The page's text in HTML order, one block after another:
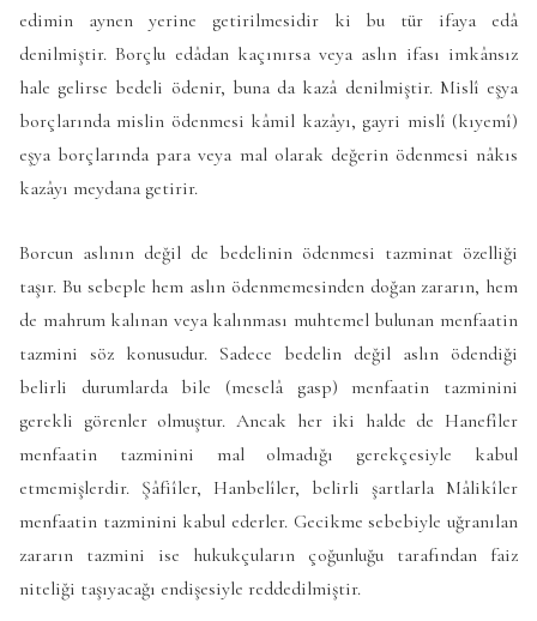
edimin aynen yerine getirilmesidir ki bu tür ifaya edâ
denilmiştir. Borçlu edâdan kaçınırsa veya aslın ifası imkânsız
hale gelirse bedeli ödenir, buna da kazâ denilmiştir. Mislî eşya
borçlarında mislin ödenmesi kâmil kazâyı, gayri mislî (kıyemî)
eşya borçlarında para veya mal olarak değerin ödenmesi nâkıs
kazâyı meydana getirir.
Borcun aslının değil de bedelinin ödenmesi tazminat özelliği
taşır. Bu sebeple hem aslın ödenmemesinden doğan zararın, hem
de mahrum kalınan veya kalınması muhtemel bulunan menfaatin
tazmini söz konusudur. Sadece bedelin değil aslın ödendiği
belirli durumlarda bile (meselâ gasp) menfaatin tazminini
gerekli görenler olmuştur. Ancak her iki halde de Hanefîler
menfaatin tazminini mal olmadığı gerekçesiyle kabul
etmemişlerdir. Şâfiîler, Hanbelîler, belirli şartlarla Mâlikîler
menfaatin tazminini kabul ederler. Gecikme sebebiyle uğranılan
zararın tazmini ise hukukçuların çoğunluğu tarafından faiz
niteliği taşıyacağı endişesiyle reddedilmiştir.